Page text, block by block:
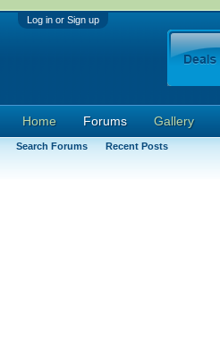
Log in or Sign up
Home Forums
Search Forums Recent Posts
Gallery